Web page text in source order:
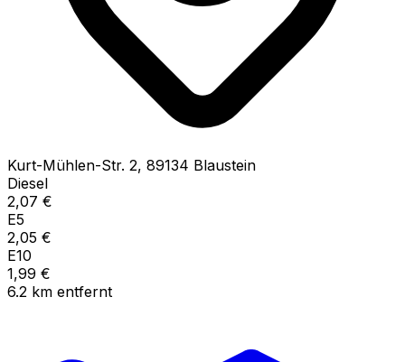
Kurt-Mühlen-Str. 2, 89134 Blaustein
Diesel
2,07 €
E5
2,05 €
E10
1,99 €
6.2 km entfernt